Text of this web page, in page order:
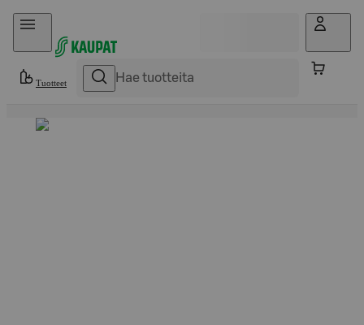
Hyppää sisältöön
Tuotteet